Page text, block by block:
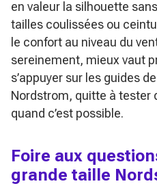
en valeur la silhouette
tailles coulissées ou
le confort au niveau du
sereinement, mieux vaut
s’appuyer sur les guides
Nordstrom, quitte à tester
quand c’est possible.
Foire aux
grande taille